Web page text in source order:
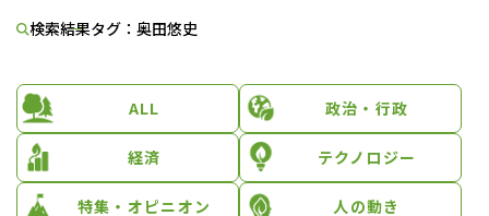
検索結果タグ：奥田悠史
ALL 政治・行政
経済 テクノロジー
特集・オピニオン 人の動き